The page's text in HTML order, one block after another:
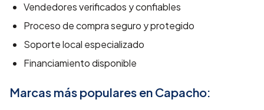
Vendedores verificados y confiables
Proceso de compra seguro y protegido
Soporte local especializado
Financiamiento disponible
Marcas más populares en Capacho: